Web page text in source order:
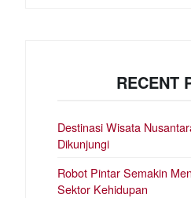
RECENT
Destinasi Wisata
Dikunjungi
Robot Pintar Semakin
Sektor Kehidupan